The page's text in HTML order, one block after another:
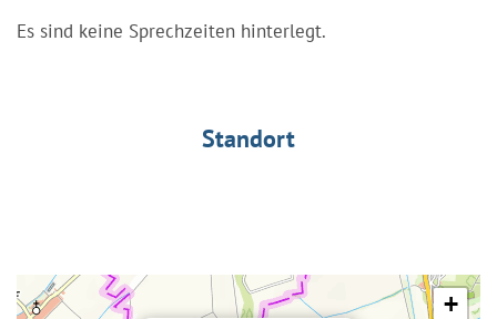
Es sind keine Sprechzeiten hinterlegt.
Standort
+